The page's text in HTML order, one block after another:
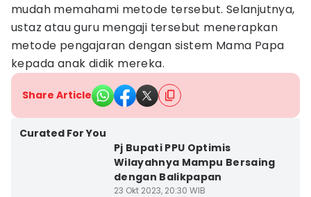
mudah memahami metode tersebut. Selanjutnya,
ustaz atau guru mengaji tersebut menerapkan
metode pengajaran dengan sistem Mama Papa
kepada anak didik mereka.
Share Article
Curated For You
Pj Bupati PPU Optimis
Wilayahnya Mampu Bersaing
dengan Balikpapan
23 Okt 2023, 20:30 WIB